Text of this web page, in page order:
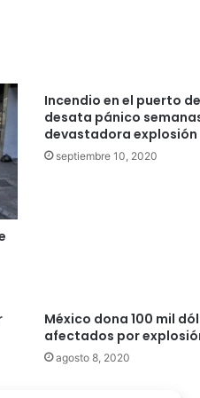
Incendio en el puerto
desata pánico
devastadora explosión
septiembre 10, 2020
México dona 100 mil
afectados por
agosto 8, 2020